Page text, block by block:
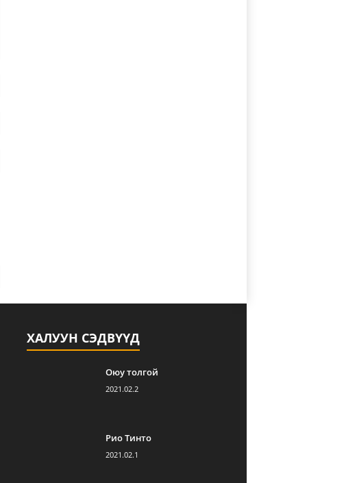
ХАЛУУН СЭДВҮҮД
Оюу толгой
2021.02.2
Рио Тинто
2021.02.1